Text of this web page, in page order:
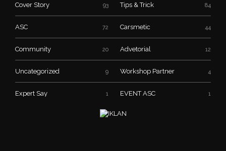
Cover Story 93 Tips & Trick 84
ASC 72 Carsmetic 44
Community 20 Advetorial 12
Uncategorized 9 Workshop Partner 4
Expert Say 1 EVENT ASC 1